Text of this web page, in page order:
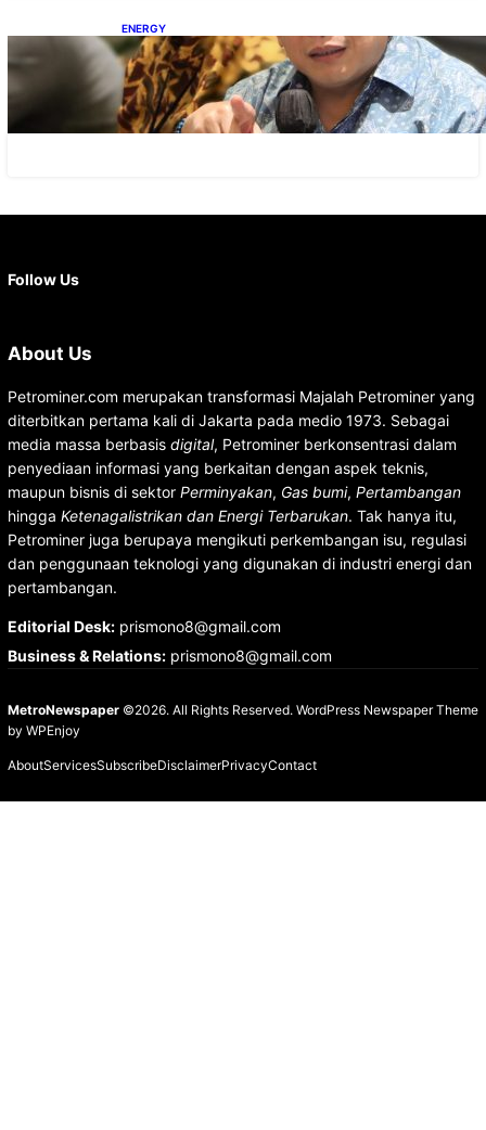
ENERGY
IESR: Kepemimpinan Terpadu jadi Kunci
Percepatan PLTS 100 GW
Follow Us
About Us
Petrominer.com merupakan transformasi Majalah Petrominer yang
diterbitkan pertama kali di Jakarta pada medio 1973. Sebagai
media massa berbasis digital, Petrominer berkonsentrasi dalam
penyediaan informasi yang berkaitan dengan aspek teknis,
maupun bisnis di sektor Perminyakan, Gas bumi, Pertambangan
hingga Ketenagalistrikan dan Energi Terbarukan. Tak hanya itu,
Petrominer juga berupaya mengikuti perkembangan isu, regulasi
dan penggunaan teknologi yang digunakan di industri energi dan
pertambangan.
Editorial Desk:prismono8@gmail.com
Business & Relations:prismono8@gmail.com
MetroNewspaper©2026. All Rights Reserved. WordPress Newspaper Theme
by WPEnjoy
AboutServicesSubscribeDisclaimerPrivacyContact